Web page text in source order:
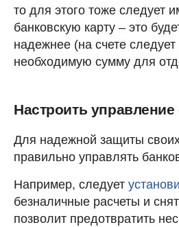
то для этого тоже следует
банковскую карту – это
надежнее (на счете
необходимую сумму для
Настроить
Для надежной защиты
правильно управлять
Например, следует
безналичные расчеты и
позволит предотвратить